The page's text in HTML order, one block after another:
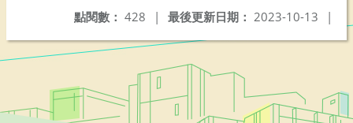
最後更新日期： 2023-10-13 |
點閱數： 428 |